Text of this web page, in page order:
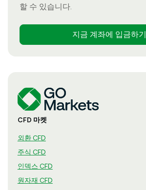
할 수 있습니다.
지금 계좌에 입금하기
CFD 마켓
외환 CFD
주식 CFD
인덱스 CFD
원자재 CFD